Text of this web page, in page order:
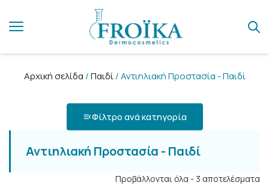
Αρχική σελίδα /Παιδί/ Αντιηλιακή Προστασία - Παιδί
Φίλτρο ανά κατηγορία
Αντιηλιακή Προστασία - Παιδί
Προβάλλονται όλα - 3 αποτελέσματα